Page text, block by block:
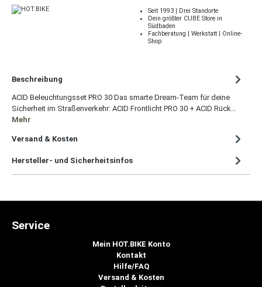
Seit 1993 | Drei Standorte
Dein größter CUBE Store in
Südbaden
Fachberatung | Werkstatt | Online-
Shop
Beschreibung
ACID Beleuchtungsset PRO 30 Das smarte Dream-Team für deine
Sicherheit im Straßenverkehr: ACID Frontlicht PRO 30 + ACID Rück…
Mehr
Versand & Kosten
Hersteller- und Sicherheitsinfos
Service
Mein HOT.BIKE Konto
Kontakt
Hilfe/FAQ
Versand & Kosten